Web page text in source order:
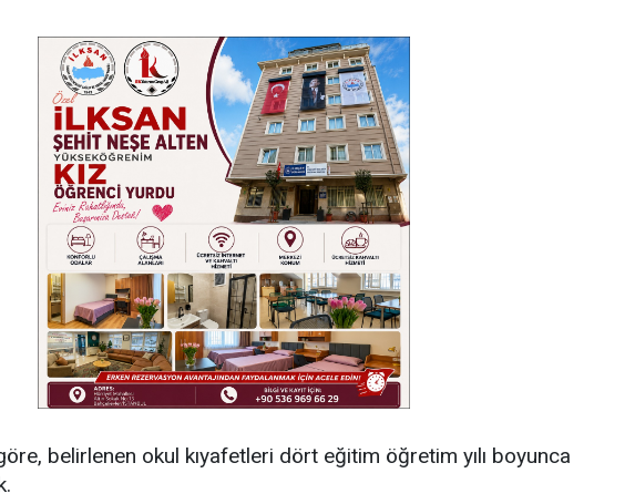
belirlenen okul kıyafetleri dört eğitim öğretim yılı boyunca